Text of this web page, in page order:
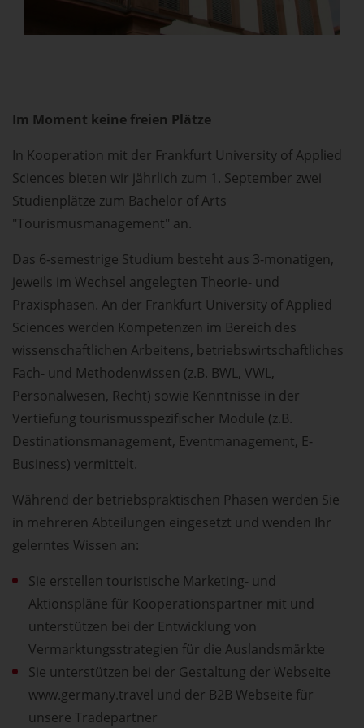
Im Moment keine freien Plätze
In Kooperation mit der Frankfurt University of Applied
Sciences bieten wir jährlich zum 1. September zwei
Studienplätze zum Bachelor of Arts
"Tourismusmanagement" an.
Das 6-semestrige Studium besteht aus 3-monatigen,
jeweils im Wechsel angelegten Theorie- und
Praxisphasen. An der Frankfurt University of Applied
Sciences werden Kompetenzen im Bereich des
wissenschaftlichen Arbeitens, betriebswirtschaftliches
Fach- und Methodenwissen (z.B. BWL, VWL,
Personalwesen, Recht) sowie Kenntnisse in der
Vertiefung tourismusspezifischer Module (z.B.
Destinationsmanagement, Eventmanagement, E-
Business) vermittelt.
Während der betriebspraktischen Phasen werden Sie
in mehreren Abteilungen eingesetzt und wenden Ihr
gelerntes Wissen an:
Sie erstellen touristische Marketing- und
Aktionspläne für Kooperationspartner mit und
unterstützen bei der Entwicklung von
Vermarktungsstrategien für die Auslandsmärkte
Sie unterstützen bei der Gestaltung der Webseite
www.germany.travel und der B2B Webseite für
unsere Tradepartner